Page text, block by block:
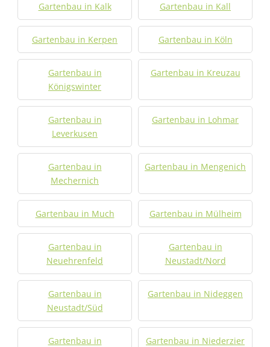
Gartenbau in Kalk Gartenbau in Kall
Gartenbau in Kerpen Gartenbau in Köln
Gartenbau in
Königswinter
Gartenbau in Kreuzau
Gartenbau in
Leverkusen
Gartenbau in Lohmar
Gartenbau in
Mechernich
Gartenbau in Mengenich
Gartenbau in Much Gartenbau in Mülheim
Gartenbau in
Neuehrenfeld
Gartenbau in
Neustadt/Nord
Gartenbau in
Neustadt/Süd
Gartenbau in Nideggen
Gartenbau in
Gartenbau in Niederzier